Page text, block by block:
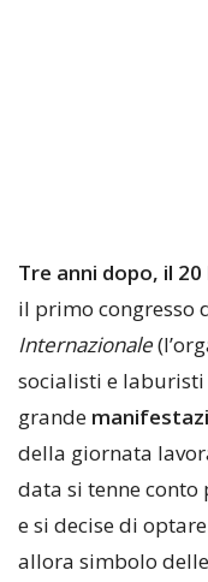
Tre anni dopo, il
il primo congresso
Internazionale
socialisti e laburisti
grande
della giornata
data si tenne
e si decise di
allora simbolo